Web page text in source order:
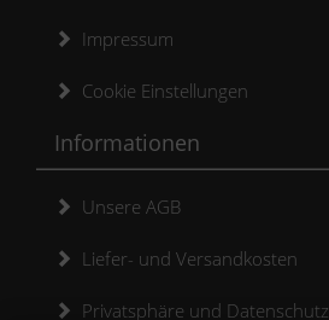
Impressum
Cookie Einstellungen
Informationen
Unsere AGB
Liefer- und Versandkosten
Privatsphäre und Datenschutz